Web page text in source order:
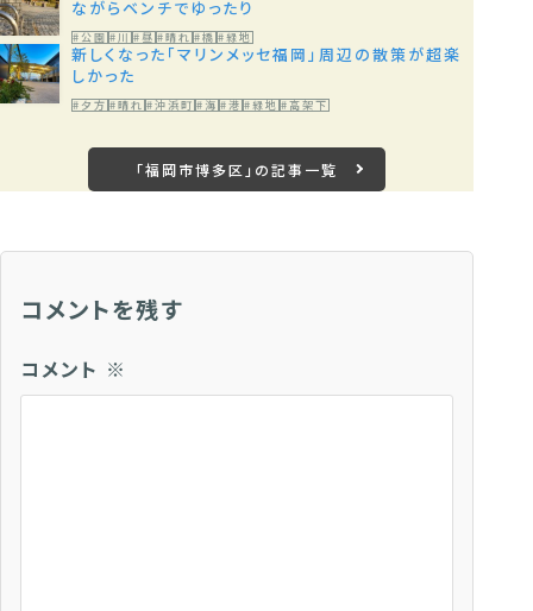
ながらベンチでゆったり
#公園#川#昼#晴れ#橋#緑地
新しくなった「マリンメッセ福岡」周辺の散策が超楽
しかった
#夕方#晴れ#沖浜町#海#港#緑地#高架下
「福岡市博多区」の記事一覧
コメントを残す
コメント ※